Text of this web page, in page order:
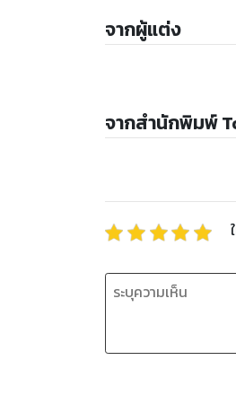
จากผู้แต่ง
จากสำนักพิมพ์